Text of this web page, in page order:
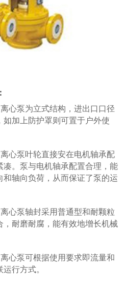
泵为立式结构，进出口口径
加上防护罩则可置于户外使
泵叶轮直接安在电机轴承配
。泵与电机轴承配置合理，能
轴向负荷，从而保证了泵的运
泵轴封采用普通型和耐颗粒
耐磨耐腐，能有效地增长机械
泵可根据使用要求即流量和
行方式。